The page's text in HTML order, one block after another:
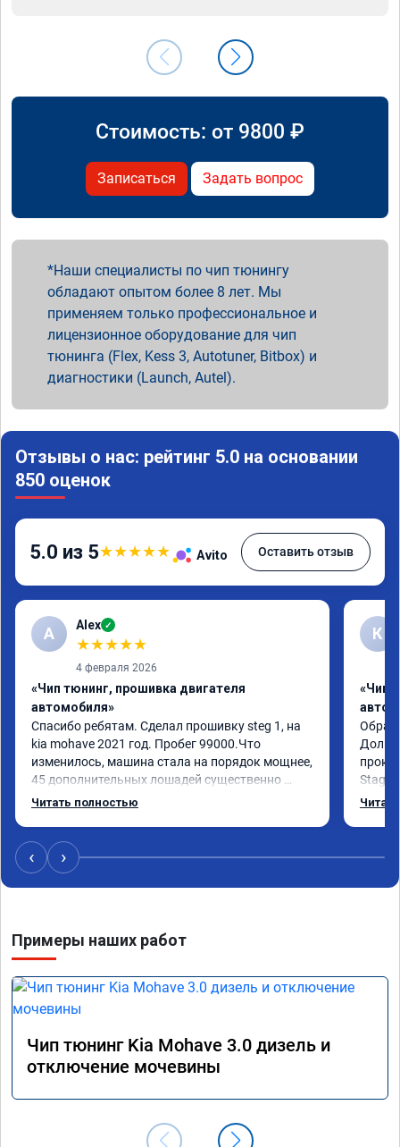
Стоимость: от 9800 ₽
Записаться Задать вопрос
Наши специалисты по чип тюнингу
обладают опытом более 8 лет. Мы
применяем только профессиональное и
лицензионное оборудование для чип
тюнинга (Flex, Kess 3, Autotuner, Bitbox) и
диагностики (Launch, Autel).
Отзывы о нас: рейтинг 5.0 на основании
850 оценок
5.0 из 5★★★★★ Avito Оставить отзыв
A Alex ✓
★★★★★
4 февраля 2026
«Чип тюнинг, прошивка двигателя
автомобиля»
Спасибо ребятам. Сделал прошивку steg 1, на
kia mohave 2021 год. Пробег 99000.Что
изменилось, машина стала на порядок мощнее,
45 дополнительных лошадей существенно
чувствуется и соответственно крутящего
12-12.5. Коробка перестала подпинывать при
наборе скорости. Педаль газа более
отзывчевее. В целом, я очень доволен.!
Читать полностью
К
«Чип
Долго
Stage
с
‹ ›
Примеры наших работ
Чип тюнинг Kia Mohave 3.0 дизель и
отключение мочевины